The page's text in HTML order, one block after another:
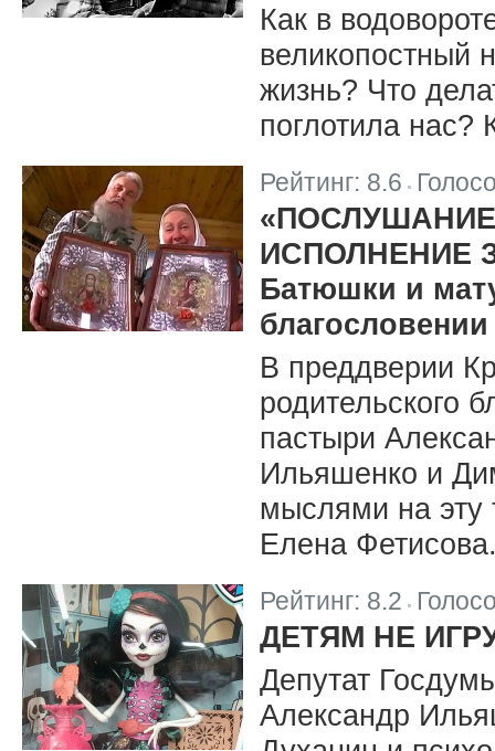
Как в
великопостный
жизнь? Что
поглотила нас?
Рейтинг: 8.6 |
ИСПОЛНЕНИЕ
Батюшки и
благословении
В преддверии
родительского
пастыри
Ильяшенко и
мыслями на эту
Елена
Рейтинг: 8.2 |
ДЕТЯМ НЕ
Депутат
Александр